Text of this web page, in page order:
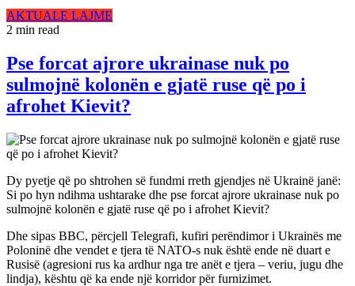
AKTUALE LAJME
2 min read
Pse forcat ajrore ukrainase nuk po
sulmojnë kolonën e gjatë ruse që po i
afrohet Kievit?
Dy pyetje që po shtrohen së fundmi rreth gjendjes në Ukrainë janë:
Si po hyn ndihma ushtarake dhe pse forcat ajrore ukrainase nuk po
sulmojnë kolonën e gjatë ruse që po i afrohet Kievit?
Dhe sipas BBC, përcjell Telegrafi, kufiri perëndimor i Ukrainës me
Poloninë dhe vendet e tjera të NATO-s nuk është ende në duart e
Rusisë (agresioni rus ka ardhur nga tre anët e tjera – veriu, jugu dhe
lindja), kështu që ka ende një korridor për furnizimet.